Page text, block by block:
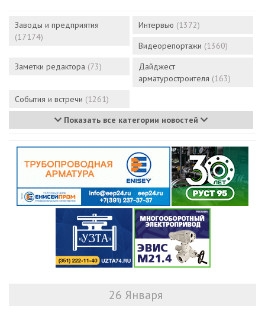
Заводы и предприятия
(17174)
Интервью (1372)
Видеорепортажи (1360)
Заметки редактора (73)
Дайджест
арматуростроителя (163)
События и встречи (1261)
Показать все категории новостей
26 Января